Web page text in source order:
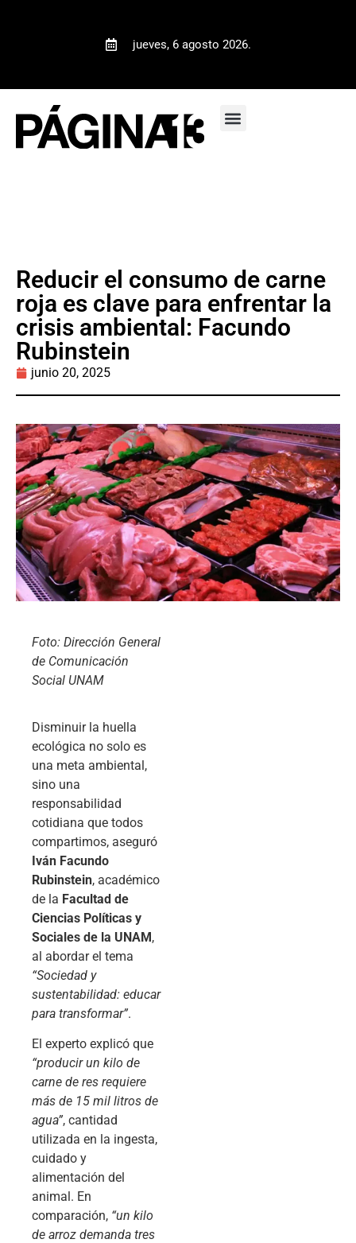
jueves, 6 agosto 2026.
Reducir el consumo de carne
roja es clave para enfrentar la
crisis ambiental: Facundo
Rubinstein
junio 20, 2025
Foto: Dirección General
de Comunicación
Social UNAM
Disminuir la huella
ecológica no solo es
una meta ambiental,
sino una
responsabilidad
cotidiana que todos
compartimos, aseguró
Iván Facundo
Rubinstein, académico
de la Facultad de
Ciencias Políticas y
Sociales de la UNAM,
al abordar el tema
“Sociedad y
sustentabilidad: educar
para transformar”.
El experto explicó que
“producir un kilo de
carne de res requiere
más de 15 mil litros de
agua”, cantidad
utilizada en la ingesta,
cuidado y
alimentación del
animal. En
comparación, “un kilo
de arroz demanda tres